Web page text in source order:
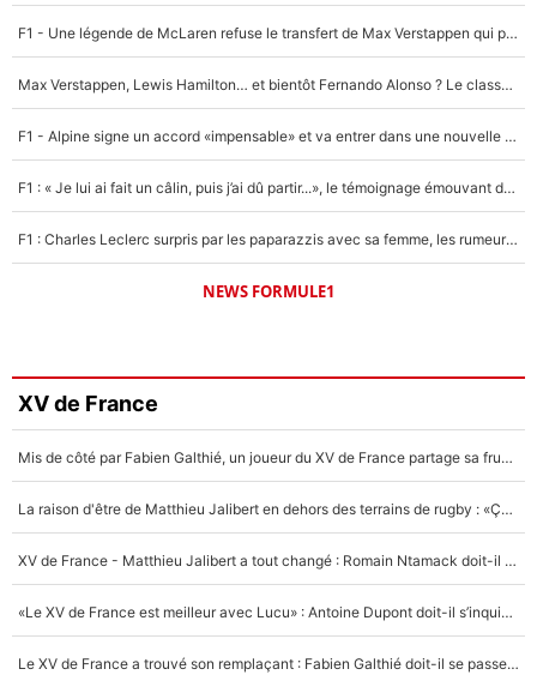
F1 - Une légende de McLaren refuse le transfert de Max Verstappen qui pourrait «faire des vagues» et plomber l'ambiance dans l'équipe
Max Verstappen, Lewis Hamilton… et bientôt Fernando Alonso ? Le classement des pilotes les mieux payés en Formule 1 risque de changer !
F1 - Alpine signe un accord «impensable» et va entrer dans une nouvelle dimension : Grande nouvelle pour Pierre Gasly !
F1 : « Je lui ai fait un câlin, puis j’ai dû partir...», le témoignage émouvant de Max Verstappen sur sa fille
F1 : Charles Leclerc surpris par les paparazzis avec sa femme, les rumeurs étaient vraies !
NEWS FORMULE1
XV de France
Mis de côté par Fabien Galthié, un joueur du XV de France partage sa frustration : «ils ne me l’ont pas dit tout de suite»
La raison d'être de Matthieu Jalibert en dehors des terrains de rugby : «Ça m'atteint autant que si tu touches à un membre de ma famille»
XV de France - Matthieu Jalibert a tout changé : Romain Ntamack doit-il s’inquiéter pour sa place à un an de la Coupe du monde ?
«Le XV de France est meilleur avec Lucu» : Antoine Dupont doit-il s’inquiéter pour sa place ?
Le XV de France a trouvé son remplaçant : Fabien Galthié doit-il se passer d'Antoine Dupont ?